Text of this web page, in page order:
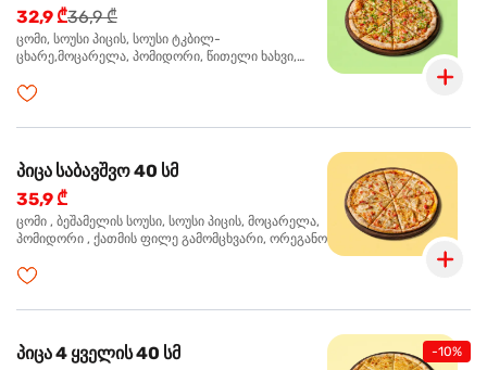
32,9 ₾36,9 ₾
ცომი, სოუსი პიცის, სოუსი ტკბილ-
ცხარე,მოცარელა, პომიდორი, წითელი ხახვი,
სეზამის მარცვლის ნაზავი, ქინძი, ორეგანო
პიცა საბავშვო 40 სმ
35,9 ₾
ცომი , ბეშამელის სოუსი, სოუსი პიცის, მოცარელა,
პომიდორი , ქათმის ფილე გამომცხვარი, ორეგანო
-10%
პიცა 4 ყველის 40 სმ